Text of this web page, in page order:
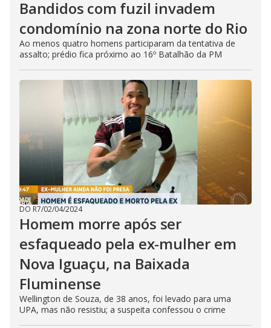
Bandidos com fuzil invadem
condomínio na zona norte do Rio
Ao menos quatro homens participaram da tentativa de
assalto; prédio fica próximo ao 16º Batalhão da PM
DO R7/02/04/2024
Homem morre após ser
esfaqueado pela ex-mulher em
Nova Iguaçu, na Baixada
Fluminense
Wellington de Souza, de 38 anos, foi levado para uma
UPA, mas não resistiu; a suspeita confessou o crime